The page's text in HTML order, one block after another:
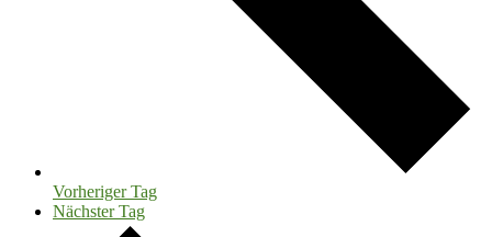
Vorheriger Tag
Nächster Tag